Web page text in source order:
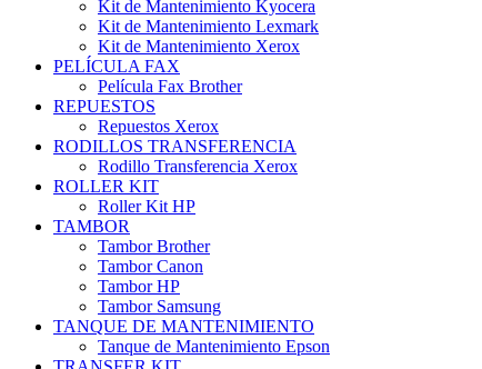
Kit de Mantenimiento Kyocera
Kit de Mantenimiento Lexmark
Kit de Mantenimiento Xerox
PELÍCULA FAX
Película Fax Brother
REPUESTOS
Repuestos Xerox
RODILLOS TRANSFERENCIA
Rodillo Transferencia Xerox
ROLLER KIT
Roller Kit HP
TAMBOR
Tambor Brother
Tambor Canon
Tambor HP
Tambor Samsung
TANQUE DE MANTENIMIENTO
Tanque de Mantenimiento Epson